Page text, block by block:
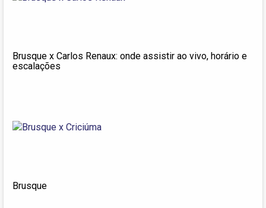
Brusque x Carlos Renaux: onde assistir ao vivo, horário e
escalações
Brusque